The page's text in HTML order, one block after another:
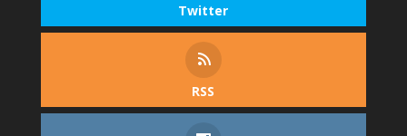
Twitter
RSS